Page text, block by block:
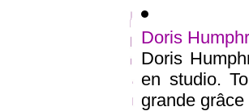
Doris
Doris
en studio.
grande